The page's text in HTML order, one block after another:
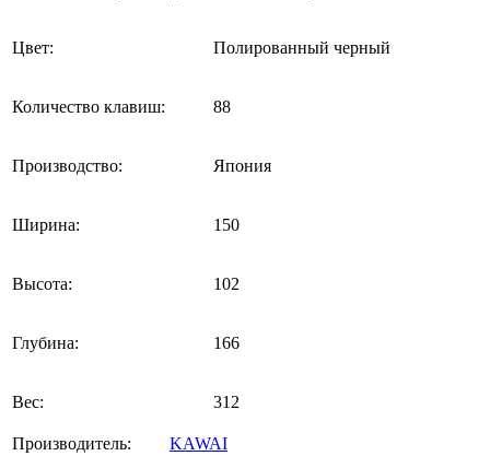
Цвет: Полированный черный
Количество клавиш: 88
Производство: Япония
Ширина: 150
Высота: 102
Глубина: 166
Вес: 312
Производитель:
KAWAI